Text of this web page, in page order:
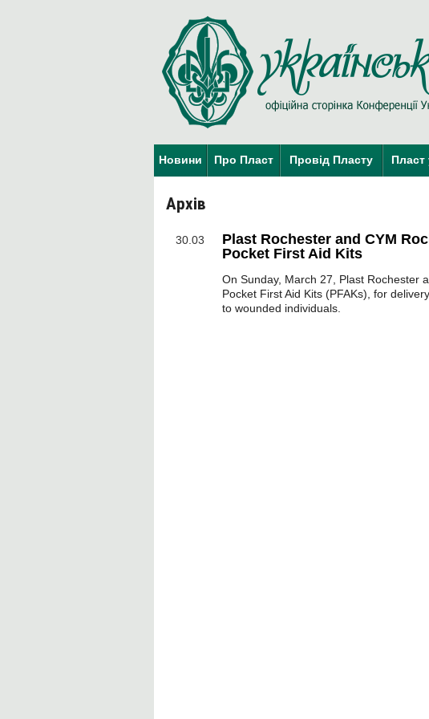
Новини Про Пласт Провід Пласту Пласт
Архів
30.03
Plast Rochester and CYM
Pocket First Aid Kits
On Sunday, March 27, Plast Rochester
Pocket First Aid Kits (PFAKs), for
to wounded individuals.